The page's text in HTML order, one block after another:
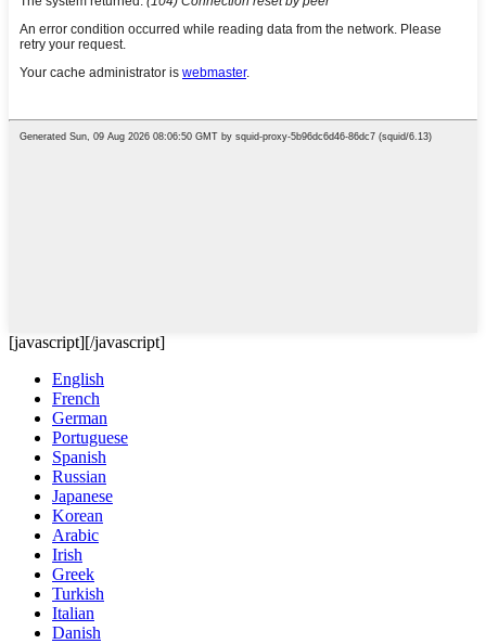
[javascript][/javascript]
English
French
German
Portuguese
Spanish
Russian
Japanese
Korean
Arabic
Irish
Greek
Turkish
Italian
Danish